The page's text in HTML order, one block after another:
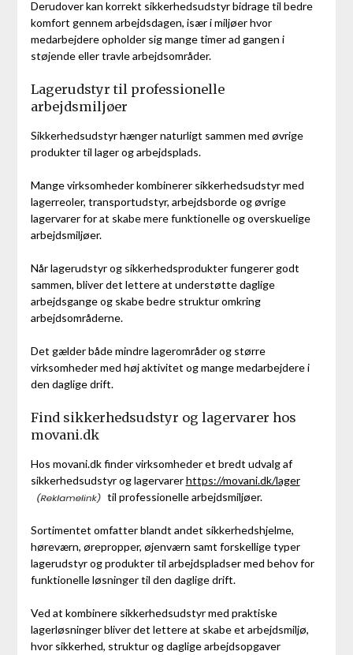
Derudover kan korrekt sikkerhedsudstyr bidrage til bedre
komfort gennem arbejdsdagen, især i miljøer hvor
medarbejdere opholder sig mange timer ad gangen i
støjende eller travle arbejdsområder.
Lagerudstyr til professionelle
arbejdsmiljøer
Sikkerhedsudstyr hænger naturligt sammen med øvrige
produkter til lager og arbejdsplads.
Mange virksomheder kombinerer sikkerhedsudstyr med
lagerreoler, transportudstyr, arbejdsborde og øvrige
lagervarer for at skabe mere funktionelle og overskuelige
arbejdsmiljøer.
Når lagerudstyr og sikkerhedsprodukter fungerer godt
sammen, bliver det lettere at understøtte daglige
arbejdsgange og skabe bedre struktur omkring
arbejdsområderne.
Det gælder både mindre lagerområder og større
virksomheder med høj aktivitet og mange medarbejdere i
den daglige drift.
Find sikkerhedsudstyr og lagervarer hos
movani.dk
Hos movani.dk finder virksomheder et bredt udvalg af
sikkerhedsudstyr og lagervarerhttps://movani.dk/lager
til professionelle arbejdsmiljøer.
Sortimentet omfatter blandt andet sikkerhedshjelme,
høreværn, ørepropper, øjenværn samt forskellige typer
lagerudstyr og produkter til arbejdspladser med behov for
funktionelle løsninger til den daglige drift.
Ved at kombinere sikkerhedsudstyr med praktiske
lagerløsninger bliver det lettere at skabe et arbejdsmiljø,
hvor sikkerhed, struktur og daglige arbejdsopgaver